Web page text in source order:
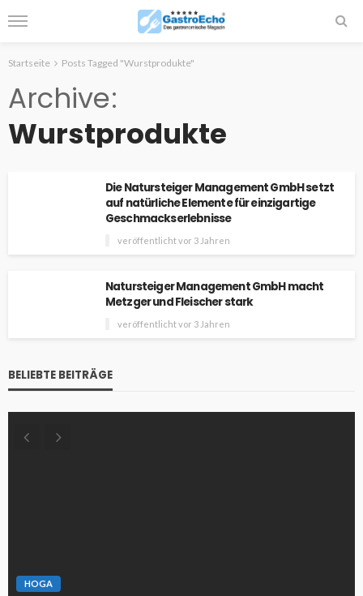
Startseite Posts Tagged "Wurstprodukte"
Archive
Wurstprodukte
Die Natursteiger Management GmbH setzt
auf natürliche Elemente für einzigartige
Geschmackserlebnisse
veröffentlicht vor 3 Jahren
Natursteiger Management GmbH macht
Metzger und Fleischer stark
veröffentlicht vor 3 Jahren
BELIEBTE BEITRÄGE
HOGA